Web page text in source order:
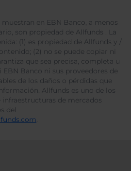
muestran en EBN Banco, a menos
son propiedad de Allfunds . La
(1) es propiedad de Allfunds y /
(2) no se puede copiar ni
que sea precisa, completa u
Banco ni sus proveedores de
de los daños o pérdidas que
Allfunds es uno de los
infraestructuras de mercados
del
.